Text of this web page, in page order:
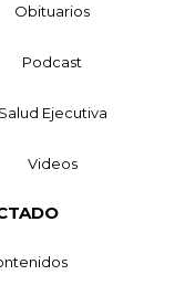
Obituarios
Podcast
Salud Ejecutiva
Videos